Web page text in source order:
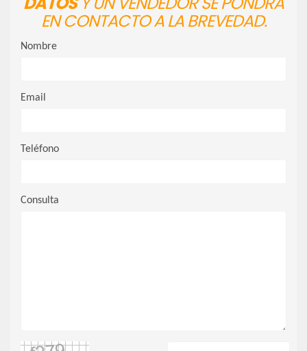
EN CONTACTO A LA BREVEDAD.
Nombre
Email
Teléfono
Consulta